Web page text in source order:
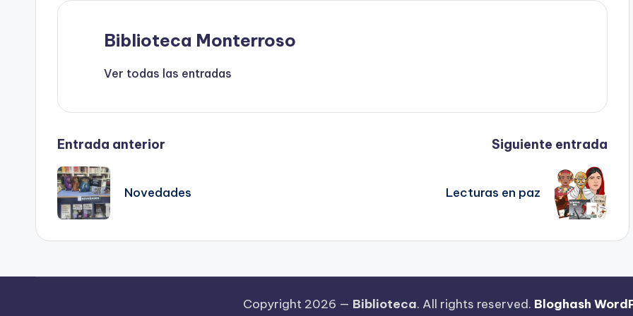
Biblioteca Monterroso
Ver todas las entradas
Navegación
de
entradas
Entrada anterior
Novedades
Siguiente entrada
Lecturas en paz
Copyright 2026 — Biblioteca. All rights reserved. Bloghash